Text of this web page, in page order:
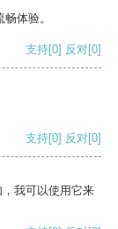
体验。
支持[0] 反对[0]
支持[0] 反对[0]
我可以使用它来